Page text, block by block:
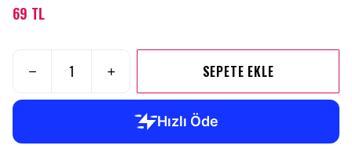
69 TL
SEPETE EKLE